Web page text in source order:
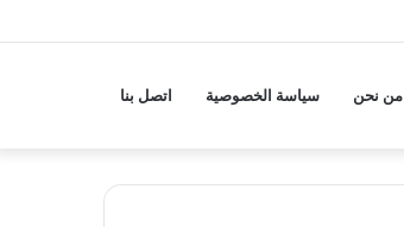
من نحن سياسة الخصوصية اتصل بنا